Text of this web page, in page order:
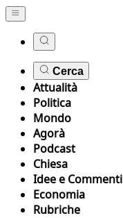
Cerca
Attualità
Politica
Mondo
Agorà
Podcast
Chiesa
Idee e Commenti
Economia
Rubriche